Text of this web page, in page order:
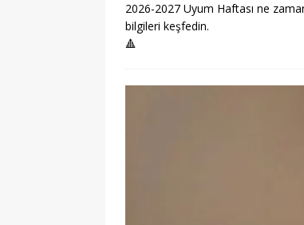
2026-2027 Uyum Haftası ne
bilgileri keşfedin.
🔺